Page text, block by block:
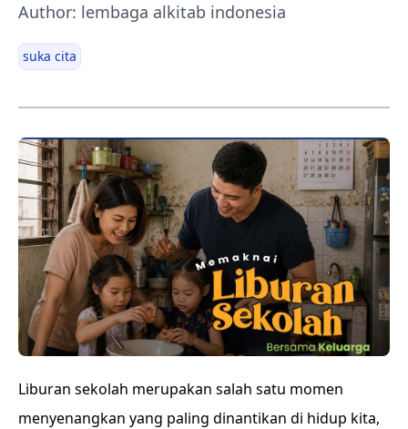
Author: lembaga alkitab indonesia
suka cita
Liburan sekolah merupakan salah satu momen
menyenangkan yang paling dinantikan di hidup kita,